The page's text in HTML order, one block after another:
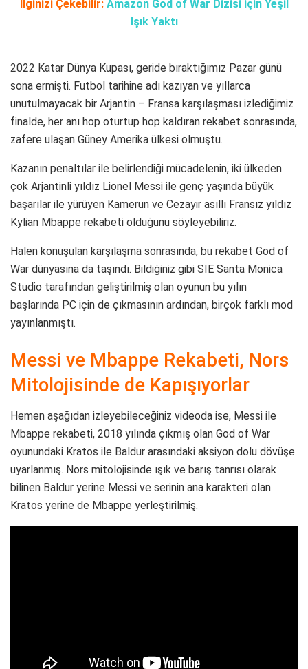
İlginizi Çekebilir: Amazon God of War Dizisi için Yeşil
Işık Yaktı
2022 Katar Dünya Kupası, geride bıraktığımız Pazar günü
sona ermişti. Futbol tarihine adı kazıyan ve yıllarca
unutulmayacak bir Arjantin – Fransa karşılaşması izlediğimiz
finalde, her anı hop oturtup hop kaldıran rekabet sonrasında,
zafere ulaşan Güney Amerika ülkesi olmuştu.
Kazanın penaltılar ile belirlendiği mücadelenin, iki ülkeden
çok Arjantinli yıldız Lionel Messi ile genç yaşında büyük
başarılar ile yürüyen Kamerun ve Cezayir asıllı Fransız yıldız
Kylian Mbappe rekabeti olduğunu söyleyebiliriz.
Halen konuşulan karşılaşma sonrasında, bu rekabet God of
War dünyasına da taşındı. Bildiğiniz gibi SIE Santa Monica
Studio tarafından geliştirilmiş olan oyunun bu yılın
başlarında PC için de çıkmasının ardından, birçok farklı mod
yayınlanmıştı.
Messi ve Mbappe Rekabeti, Nors
Mitolojisinde de Kapışıyorlar
Hemen aşağıdan izleyebileceğiniz videoda ise, Messi ile
Mbappe rekabeti, 2018 yılında çıkmış olan God of War
oyunundaki Kratos ile Baldur arasındaki aksiyon dolu dövüşe
uyarlanmış. Nors mitolojisinde ışık ve barış tanrısı olarak
bilinen Baldur yerine Messi ve serinin ana karakteri olan
Kratos yerine de Mbappe yerleştirilmiş.